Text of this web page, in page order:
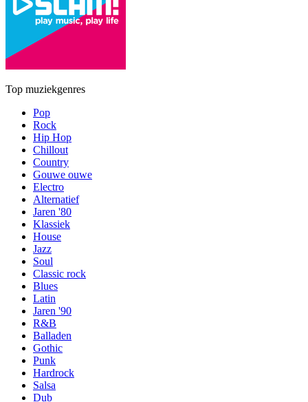
Top muziekgenres
Pop
Rock
Hip Hop
Chillout
Country
Gouwe ouwe
Electro
Alternatief
Jaren '80
Klassiek
House
Jazz
Soul
Classic rock
Blues
Latin
Jaren '90
R&B
Balladen
Gothic
Punk
Hardrock
Salsa
Dub